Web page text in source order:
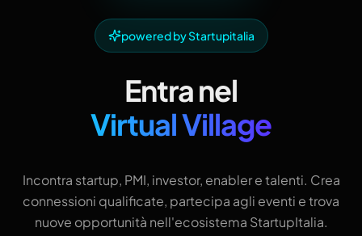
powered by Startupitalia
Entra nel
Virtual Village
Incontra startup, PMI, investor, enabler e talenti. Crea
connessioni qualificate, partecipa agli eventi e trova
nuove opportunità nell'ecosistema StartupItalia.